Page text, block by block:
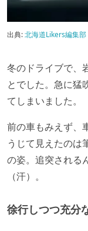
出典:北海道Likers編集部
冬のドライブで、
とでした。急に猛
てしまいました。
前の車もみえず、
うじて見えたのは
の姿。追突される
（汗）。
徐行しつつ充分